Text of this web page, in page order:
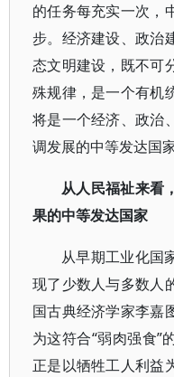
的任务每充实一次，
步。经济建设、政治
态文明建设，既不可
殊规律，是一个有机
将是一个经济、政治
调发展的中等发达国家
从人民福祉来看
果的中等发达国家
从早期工业化国
现了少数人与多数人
国古典经济学家李嘉
为这符合“弱肉强食”
正是以牺牲工人利益